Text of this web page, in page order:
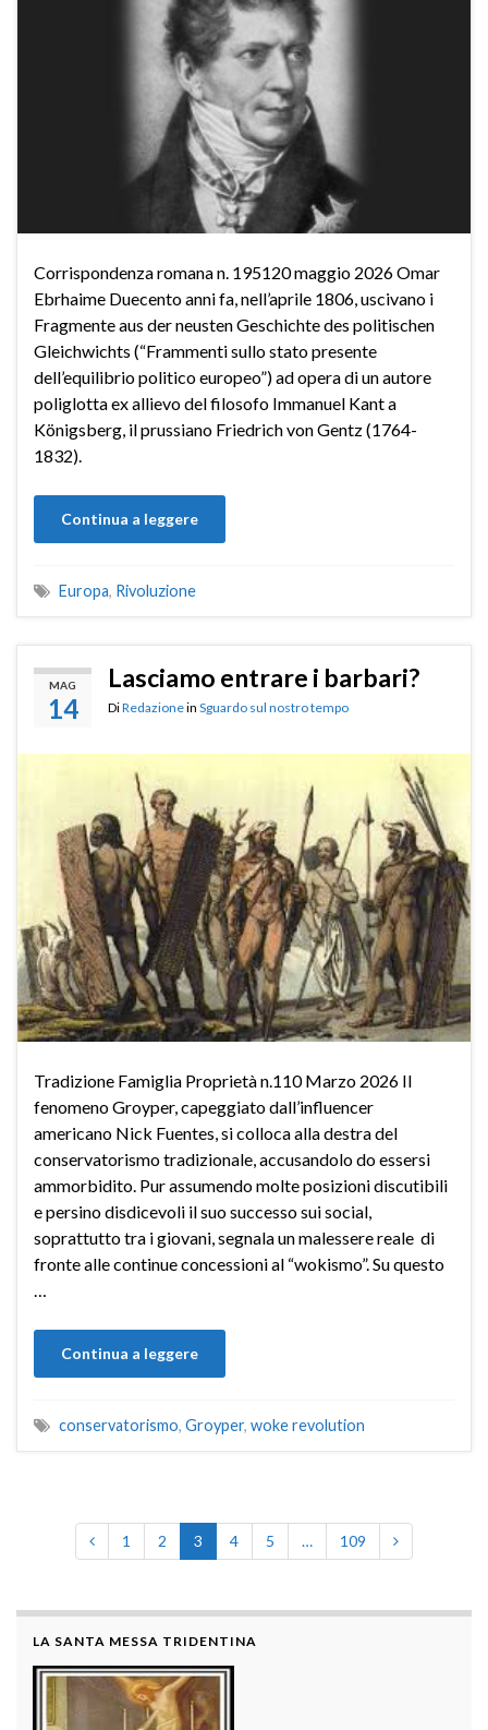
Corrispondenza romana n. 195120 maggio 2026 Omar
Ebrhaime Duecento anni fa, nell’aprile 1806, uscivano i
Fragmente aus der neusten Geschichte des politischen
Gleichwichts (“Frammenti sullo stato presente
dell’equilibrio politico europeo”) ad opera di un autore
poliglotta ex allievo del filosofo Immanuel Kant a
Königsberg, il prussiano Friedrich von Gentz (1764-
1832).
Continua a leggere
Europa, Rivoluzione
MAG
14
Lasciamo entrare i barbari?
DiRedazionein Sguardo sul nostro tempo
Tradizione Famiglia Proprietà n.110 Marzo 2026 Il
fenomeno Groyper, capeggiato dall’influencer
americano Nick Fuentes, si colloca alla destra del
conservatorismo tradizionale, accusandolo do essersi
ammorbidito. Pur assumendo molte posizioni discutibili
e persino disdicevoli il suo successo sui social,
soprattutto tra i giovani, segnala un malessere reale di
fronte alle continue concessioni al “wokismo”. Su questo
Continua a leggere
conservatorismo, Groyper, woke revolution
1 2 3 4 5 … 109
LA SANTA MESSA TRIDENTINA